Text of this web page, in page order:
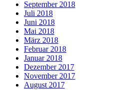
September 2018
Juli 2018
Juni 2018
Mai 2018
März 2018
Februar 2018
Januar 2018
Dezember 2017
November 2017
August 2017